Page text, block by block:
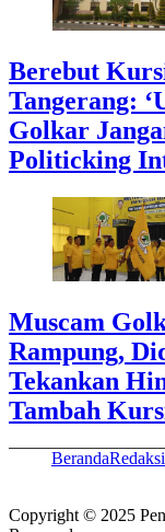
Berebut
Tangerang:
Golkar
Politicking
Muscam
Rampung,
Tekankan
Tambah
BerandaRedaksi
Copyright © 2025